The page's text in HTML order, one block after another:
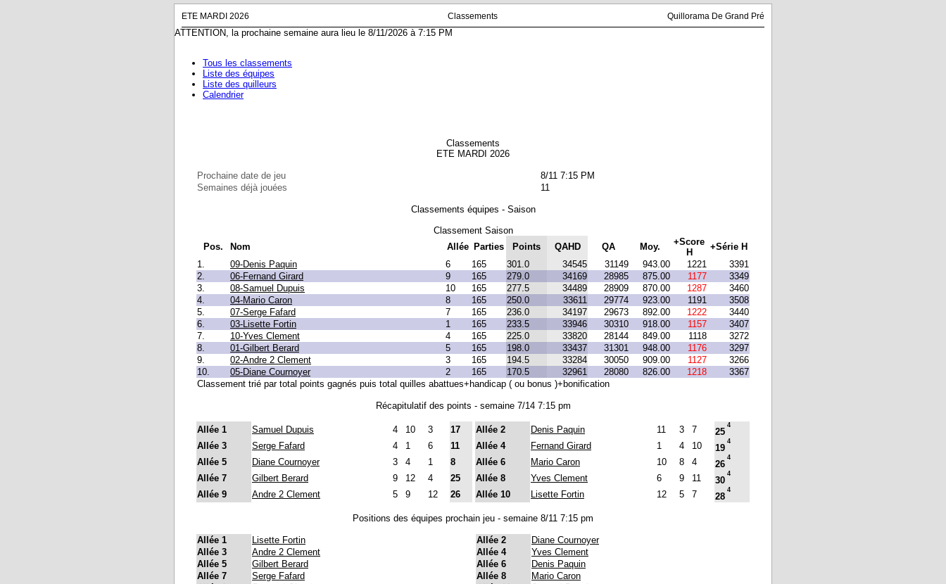
ETE MARDI 2026 Classements Quillorama De Grand Pré
ATTENTION, la prochaine semaine aura lieu le 8/11/2026 à 7:15 PM
Tous les classements
Liste des équipes
Liste des quilleurs
Calendrier
Classements
ETE MARDI 2026
Prochaine date de jeu
8/11 7:15 PM
Semaines déjà jouées
11
Classements équipes - Saison
Classement Saison
Pos.
Nom Allée Parties Points QAHD QA Moy.
+Score
H
+Série H
1.
09-Denis Paquin 6 165 301.0 34545 31149 943.00 1221
3391
2.
06-Fernand Girard 9 165 279.0 34169 28985 875.00 1177
3349
3.
08-Samuel Dupuis 10 165 277.5 34489 28909 870.00 1287
3460
4.
04-Mario Caron 8 165 250.0 33611 29774 923.00 1191
3508
5.
07-Serge Fafard 7 165 236.0 34197 29673 892.00 1222
3440
6.
03-Lisette Fortin 1 165 233.5 33946 30310 918.00 1157
3407
7.
10-Yves Clement 4 165 225.0 33820 28144 849.00 1118
3272
8.
01-Gilbert Berard 5 165 198.0 33437 31301 948.00 1176
3297
9.
02-Andre 2 Clement 3 165 194.5 33284 30050 909.00 1127
3266
10.
05-Diane Cournoyer 2 165 170.5 32961 28080 826.00 1218
3367
Classement trié par total points gagnés puis total quilles abattues+handicap ( ou bonus )+bonification
Récapitulatif des points - semaine 7/14 7:15 pm
Allée 1 Samuel Dupuis 4 10 3 17 Allée 2 Denis Paquin 11 3 7 25
4
Allée 3 Serge Fafard 4 1 6 11 Allée 4 Fernand Girard 1 4 10 19
4
Allée 5 Diane Cournoyer 3 4 1 8 Allée 6 Mario Caron 10 8 4 26
4
Allée 7 Gilbert Berard 9 12 4 25 Allée 8 Yves Clement 6 9 11 30
4
Allée 9 Andre 2 Clement 5 9 12 26 Allée 10 Lisette Fortin 12 5 7 28
4
Positions des équipes prochain jeu - semaine 8/11 7:15 pm
Allée 1 Lisette Fortin Allée 2
Diane Cournoyer
Allée 3
Andre 2 Clement Allée 4
Yves Clement
Allée 5
Gilbert Berard Allée 6
Denis Paquin
Allée 7
Serge Fafard Allée 8
Mario Caron